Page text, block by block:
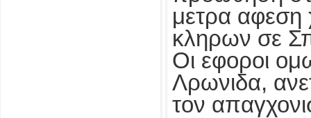
μετρα αφεση
κληρων σε
Οι εφοροι
Λρωνιδα,
τον